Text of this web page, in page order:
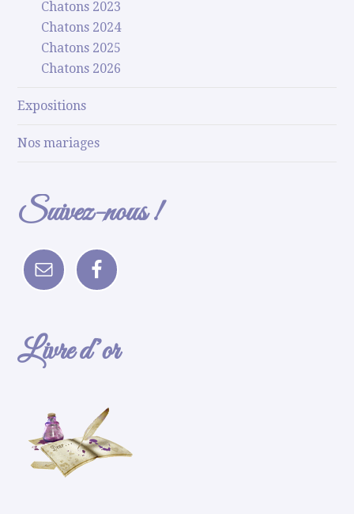
Chatons 2023
Chatons 2024
Chatons 2025
Chatons 2026
Expositions
Nos mariages
Suivez-nous !
Livre d’or